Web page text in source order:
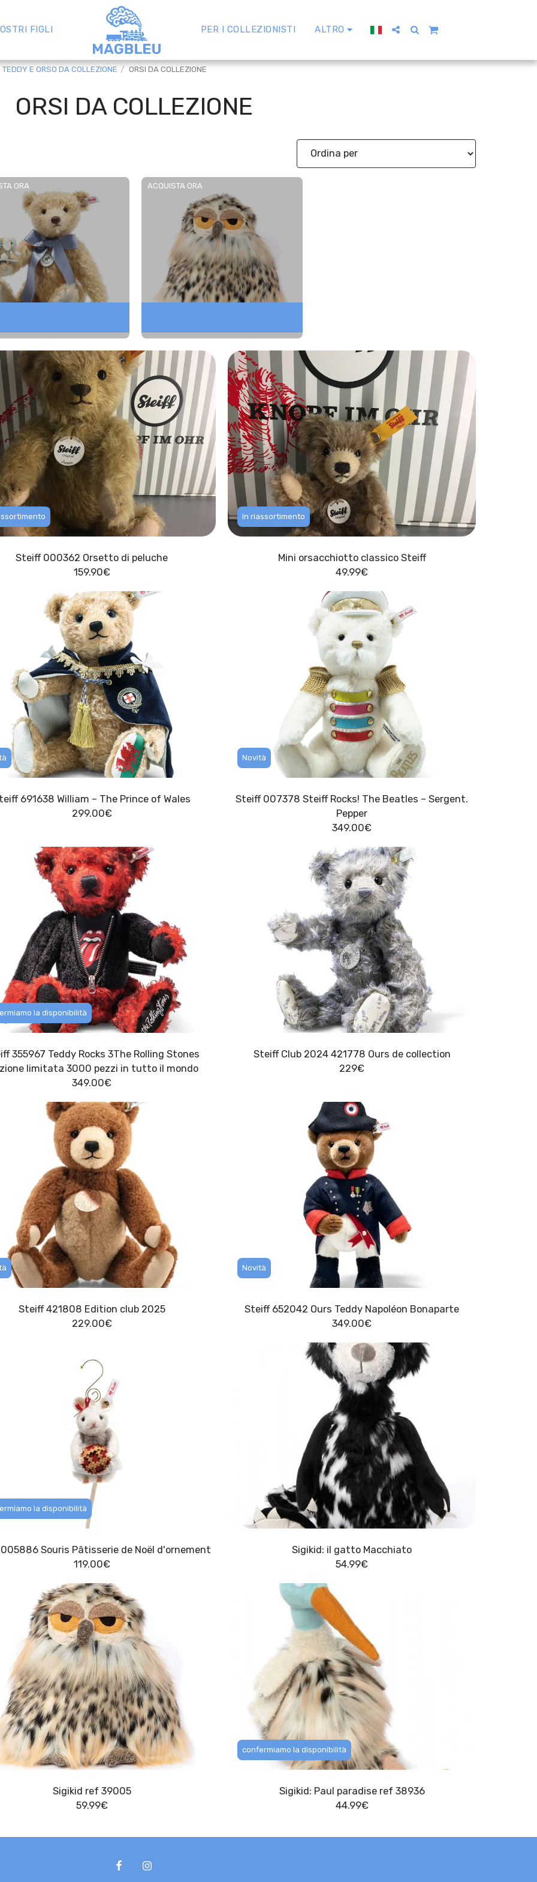
FIGLI PER I COLLEZIONISTI ALTRO
TEDDY E ORSO DA COLLEZIONE ORSI DA COLLEZIONE
ORSI DA COLLEZIONE
ORA ACQUISTA ORA
Steiff 000362 Orsetto di peluche
159.90€
In riassortimento
Mini orsacchiotto classico Steiff
49.99€
691638 William – The Prince of Wales
299.00€
Novità
Steiff 007378 Steiff Rocks! The Beatles – Sergent.
Pepper
349.00€
la disponibilità
355967 Teddy Rocks 3The Rolling Stones
limitata 3000 pezzi in tutto il mondo
349.00€
Steiff Club 2024 421778 Ours de collection
229€
Steiff 421808 Edition club 2025
229.00€
Novità
Steiff 652042 Ours Teddy Napoléon Bonaparte
349.00€
la disponibilità
Steiff 005886 Souris Pâtisserie de Noël d'ornement
119.00€
Sigikid: il gatto Macchiato
54.99€
Sigikid ref 39005
59.99€
confermiamo la disponibilità
Sigikid: Paul paradise ref 38936
44.99€